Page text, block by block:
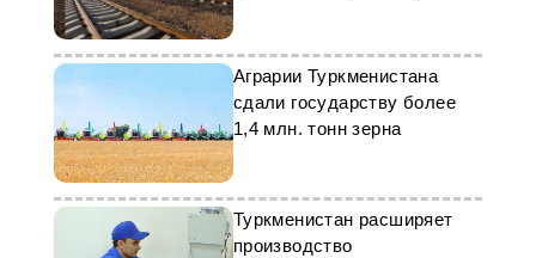
терминалу на туркмено-
афганской границе
Аграрии Туркменистана
сдали государству более
1,4 млн. тонн зерна
Туркменистан расширяет
производство